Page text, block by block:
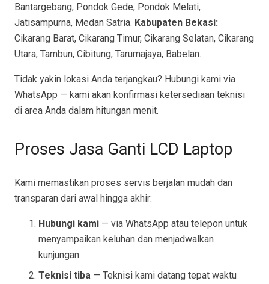
Bantargebang, Pondok Gede, Pondok Melati,
Jatisampurna, Medan Satria. Kabupaten Bekasi:
Cikarang Barat, Cikarang Timur, Cikarang Selatan, Cikarang
Utara, Tambun, Cibitung, Tarumajaya, Babelan.
Tidak yakin lokasi Anda terjangkau? Hubungi kami via
WhatsApp — kami akan konfirmasi ketersediaan teknisi
di area Anda dalam hitungan menit.
Proses Jasa Ganti LCD Laptop
Kami memastikan proses servis berjalan mudah dan
transparan dari awal hingga akhir:
Hubungi kami — via WhatsApp atau telepon untuk
menyampaikan keluhan dan menjadwalkan
kunjungan.
Teknisi tiba — Teknisi kami datang tepat waktu